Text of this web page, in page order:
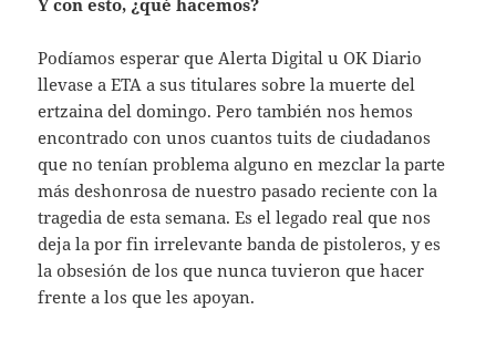
Podíamos esperar que Alerta Digital u OK Diario
llevase a ETA a sus titulares sobre la muerte del
ertzaina del domingo. Pero también nos hemos
encontrado con unos cuantos tuits de ciudadanos
que no tenían problema alguno en mezclar la parte
más deshonrosa de nuestro pasado reciente con la
tragedia de esta semana. Es el legado real que nos
deja la por fin irrelevante banda de pistoleros, y es
la obsesión de los que nunca tuvieron que hacer
frente a los que les apoyan.